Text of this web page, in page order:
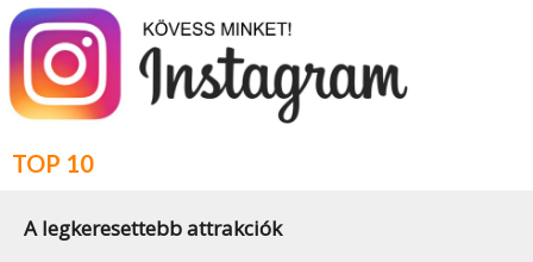
TOP 10
A legkeresettebb attrakciók